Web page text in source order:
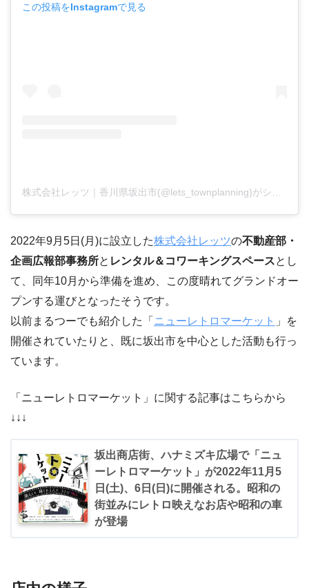
この投稿をInstagramで見る
2022年9月5日(月)に設立した株式会社レッツの不動産部・
企画広報部事務所と レンタル＆コワーキングスペースとし
て、同年10月から準備を進め、この度晴れてグランドオー
プンする運びとなったそうです。
以前まるつーでも紹介した「 ニューレトロマーケット 」を
開催されていたりと、既に坂出市を中心とした活動も行っ
ています。
「ニューレトロマーケット」に関する記事はこちらから
↓↓↓
坂出商店街、ハナミズキ広場⁡で「ニュ
ーレトロマーケット」が2022年11月5
日(土)、6日(日)に開催される。⁡昭和の
街並みにレトロ映えなお店や昭和の車
が登場